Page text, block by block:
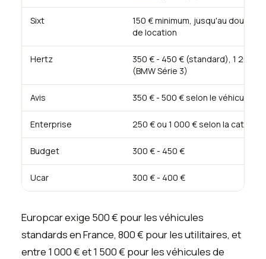
Sixt
150 € minimum, jusqu'au double
de location
Hertz
350 € - 450 € (standard), 1 200 €
(BMW Série 3)
Avis 350 € - 500 € selon le véhicule
Enterprise 250 € ou 1 000 € selon la
Budget 300 € - 450 €
Ucar 300 € - 400 €
Europcar exige 500 € pour les véhicules
standards en France, 800 € pour les utilitaires, et
entre 1 000 € et 1 500 € pour les véhicules de